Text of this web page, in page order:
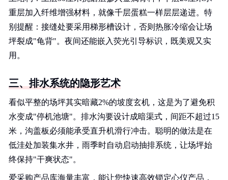
重层加入纤维增强材料，就像千层蛋糕一样层层递进。特
别提醒：接缝处要采用梯形槽设计，否则热胀冷缩会让场
坪裂成"龟背"。夜间还能嵌入荧光引导标识，既美观又实
用。
三、排水系统的隐形艺术
看似平整的场坪其实暗藏2%的坡度玄机，这是为了避免积
水变成"停机池塘"。排水沟要设计成暗渠式，间距不超过15
米，沟盖板必须能承受直升机滑行冲击。聪明的做法是在
低洼处加装集水井，雨季时自动启动抽排系统，让场坪始
终保持"干爽状态"。
爱采购产品库海量丰富，能让您快速高效锁定心仪产品，